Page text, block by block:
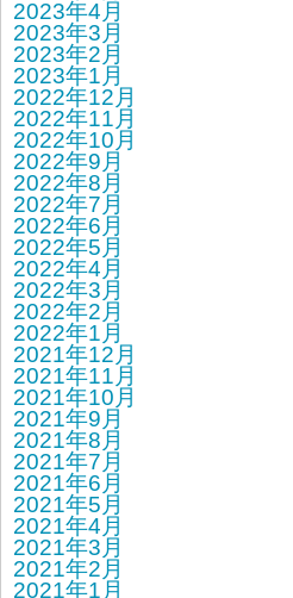
2023年4月
2023年3月
2023年2月
2023年1月
2022年12月
2022年11月
2022年10月
2022年9月
2022年8月
2022年7月
2022年6月
2022年5月
2022年4月
2022年3月
2022年2月
2022年1月
2021年12月
2021年11月
2021年10月
2021年9月
2021年8月
2021年7月
2021年6月
2021年5月
2021年4月
2021年3月
2021年2月
2021年1月